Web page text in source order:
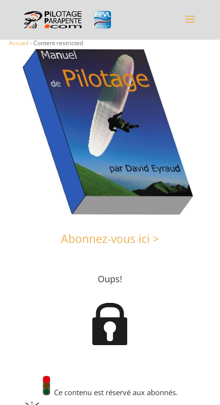
Accueil - Content restricted
Abonnez-vous ici >
Oups!
Ce contenu est réservé aux abonnés.